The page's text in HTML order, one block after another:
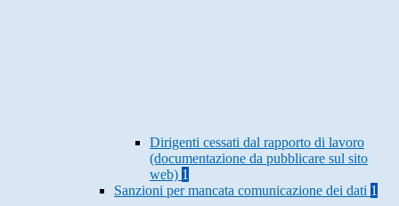
Dirigenti cessati dal rapporto di lavoro
(documentazione da pubblicare sul sito
web) 1
Sanzioni per mancata comunicazione dei dati 1